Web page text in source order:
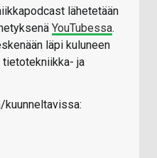
lähetetään
YouTubessa.
läpi kuluneen
tietotekniikka- ja